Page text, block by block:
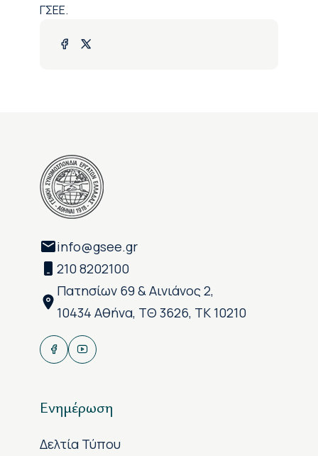
ΓΣΕΕ.
info@gsee.gr
210 8202100
Πατησίων 69 & Αινιάνος 2,
10434 Αθήνα, ΤΘ 3626, ΤΚ 10210
Ενημέρωση
Δελτία Τύπου